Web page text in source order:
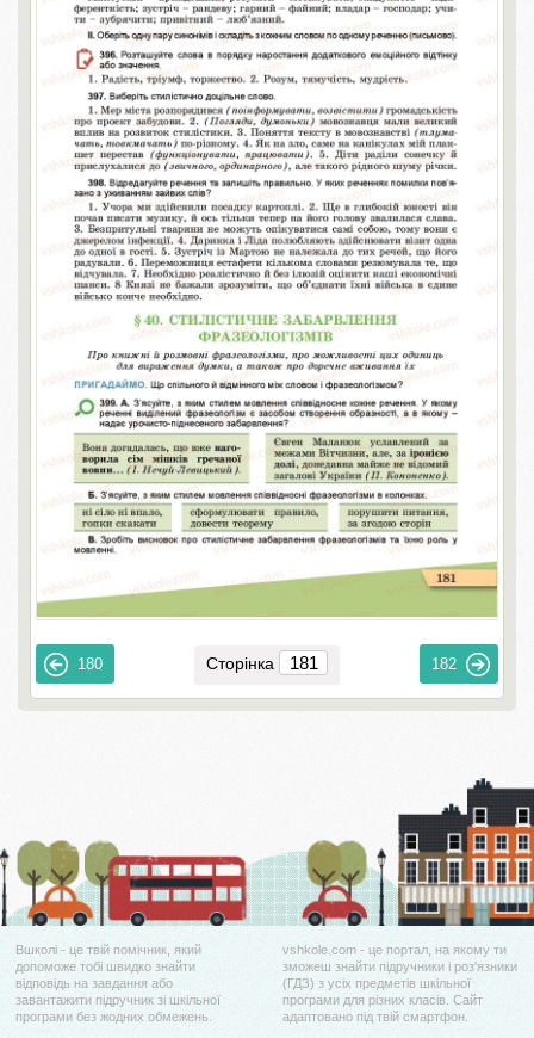
180 Сторінка 182
Вшколі - це твій помічник, який
допоможе тобі швидко знайти
відповідь на завдання або
завантажити підручник зі шкільної
програми без жодних обмежень.
vshkole.com - це портал, на якому ти
зможеш знайти підручники і роз'язники
(ГДЗ) з усіх предметів шкільної
програми для різних класів. Сайт
адаптовано під твій смартфон.